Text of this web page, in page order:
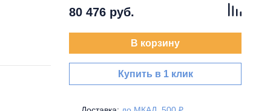
80 476 руб.
В корзину
Купить в 1 клик